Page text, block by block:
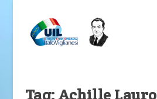
Tag:Achille Lauro